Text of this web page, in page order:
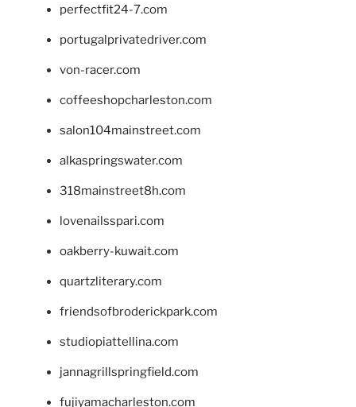
perfectfit24-7.com
portugalprivatedriver.com
von-racer.com
coffeeshopcharleston.com
salon104mainstreet.com
alkaspringswater.com
318mainstreet8h.com
lovenailsspari.com
oakberry-kuwait.com
quartzliterary.com
friendsofbroderickpark.com
studiopiattellina.com
jannagrillspringfield.com
fujiyamacharleston.com